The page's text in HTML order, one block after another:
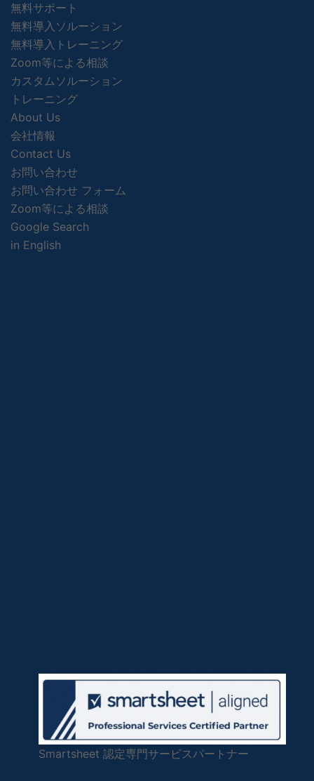
無料サポート
無料導入ソルーション
無料導入トレーニング
Zoom等による相談
カスタムソルーション
トレーニング
About Us
会社情報
Contact Us
お問い合わせ
お問い合わせ フォーム
Zoom等による相談
Google Search
in English
Smartsheet 認定専門サービスパートナー